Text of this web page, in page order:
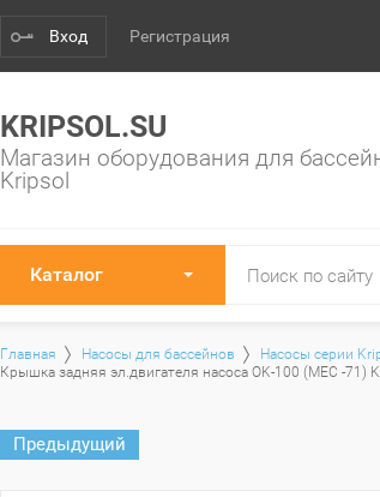
Вход Регистрация
KRIPSOL.SU
Магазин оборудования для
Kripsol
Каталог
Главная Насосы для бассейнов
Насосы серии
Крышка задняя эл.двигателя насоса OK-100 (МЕС -71)
Предыдущий